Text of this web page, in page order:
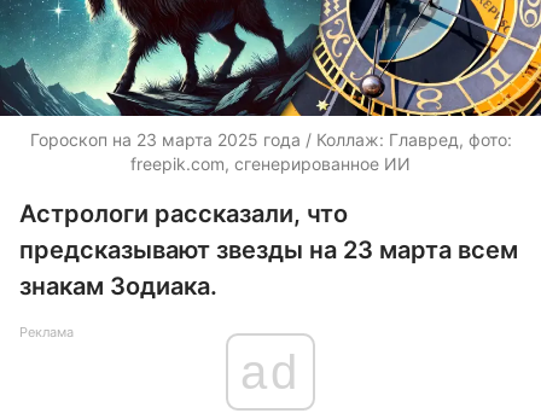
Гороскоп на 23 марта 2025 года / Коллаж: Главред, фото:
freepik.com, сгенерированное ИИ
Астрологи рассказали, что
предсказывают звезды на 23 марта всем
знакам Зодиака.
Реклама
ad